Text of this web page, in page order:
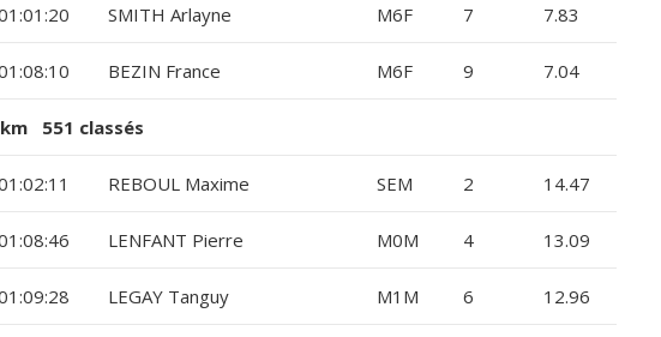
SMITH Arlayne M6F 7 7.83
BEZIN France M6F 9 7.04
551 classés
REBOUL Maxime SEM 2 14.47
LENFANT Pierre M0M 4 13.09
LEGAY Tanguy M1M 6 12.96